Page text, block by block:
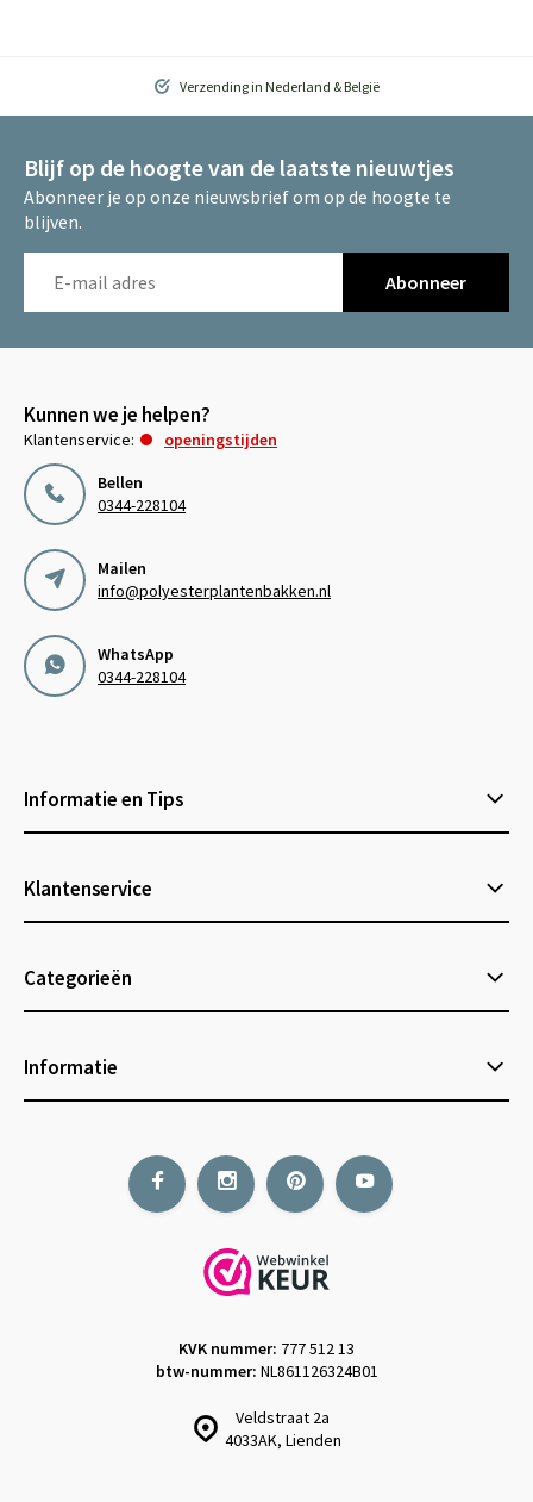
Verzending in Nederland & België
Blijf op de hoogte van de laatste nieuwtjes
Abonneer je op onze nieuwsbrief om op de hoogte te
blijven.
Abonneer
Kunnen we je helpen?
Klantenservice:
openingstijden
Bellen
0344-228104
Mailen
info@polyesterplantenbakken.nl
WhatsApp
0344-228104
Informatie en Tips
Klantenservice
Categorieën
Informatie
Veldstraat 2a
4033AK, Lienden
KVK nummer: 777 512 13
btw-nummer: NL861126324B01